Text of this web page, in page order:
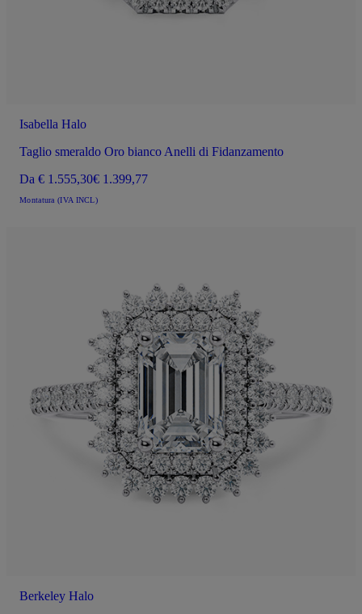
Isabella Halo
Taglio smeraldo Oro bianco Anelli di Fidanzamento
Da € 1.555,30€ 1.399,77
Montatura (IVA INCL)
Berkeley Halo